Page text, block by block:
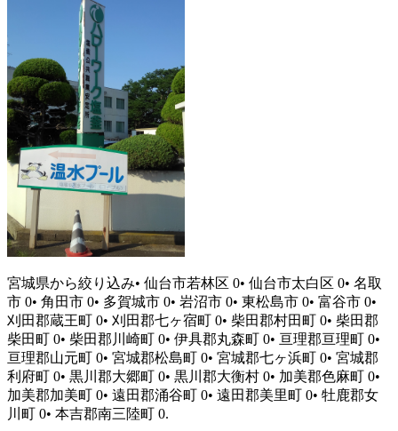
宮城県から絞り込み• 仙台市若林区 0• 仙台市太白区 0• 名取
市 0• 角田市 0• 多賀城市 0• 岩沼市 0• 東松島市 0• 富谷市 0•
刈田郡蔵王町 0• 刈田郡七ヶ宿町 0• 柴田郡村田町 0• 柴田郡
柴田町 0• 柴田郡川崎町 0• 伊具郡丸森町 0• 亘理郡亘理町 0•
亘理郡山元町 0• 宮城郡松島町 0• 宮城郡七ヶ浜町 0• 宮城郡
利府町 0• 黒川郡大郷町 0• 黒川郡大衡村 0• 加美郡色麻町 0•
加美郡加美町 0• 遠田郡涌谷町 0• 遠田郡美里町 0• 牡鹿郡女
川町 0• 本吉郡南三陸町 0.